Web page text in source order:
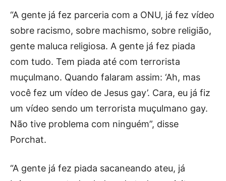
“A gente já fez parceria com a ONU, já fez vídeo
sobre racismo, sobre machismo, sobre religião,
gente maluca religiosa. A gente já fez piada
com tudo. Tem piada até com terrorista
muçulmano. Quando falaram assim: ‘Ah, mas
você fez um vídeo de Jesus gay’. Cara, eu já fiz
um vídeo sendo um terrorista muçulmano gay.
Não tive problema com ninguém”, disse
Porchat.
“A gente já fez piada sacaneando ateu, já